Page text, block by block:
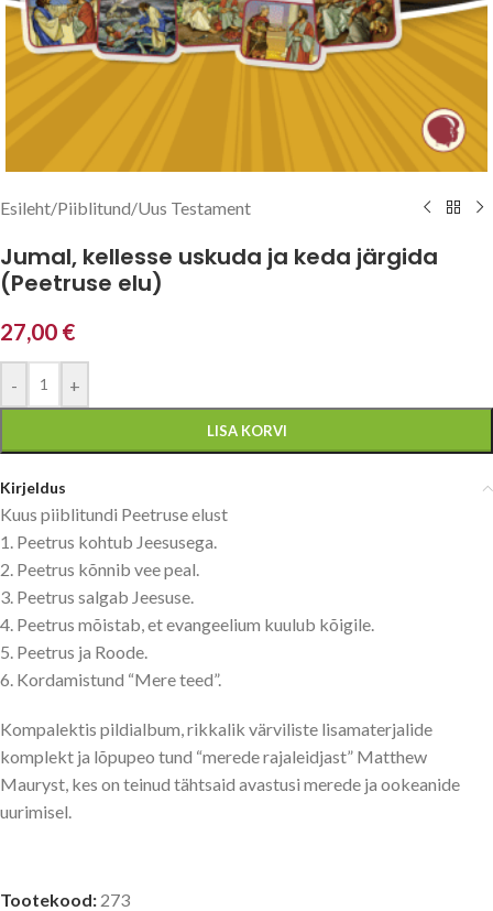
Esileht/Piiblitund/Uus Testament
Jumal, kellesse uskuda ja keda järgida
(Peetruse elu)
27,00 €
- +
LISA KORVI
Kirjeldus
Kuus piiblitundi Peetruse elust
1. Peetrus kohtub Jeesusega.
2. Peetrus kõnnib vee peal.
3. Peetrus salgab Jeesuse.
4. Peetrus mõistab, et evangeelium kuulub kõigile.
5. Peetrus ja Roode.
6. Kordamistund “Mere teed”.
Kompalektis pildialbum, rikkalik värviliste lisamaterjalide
komplekt ja lõpupeo tund “merede rajaleidjast” Matthew
Mauryst, kes on teinud tähtsaid avastusi merede ja ookeanide
uurimisel.
Tootekood: 273